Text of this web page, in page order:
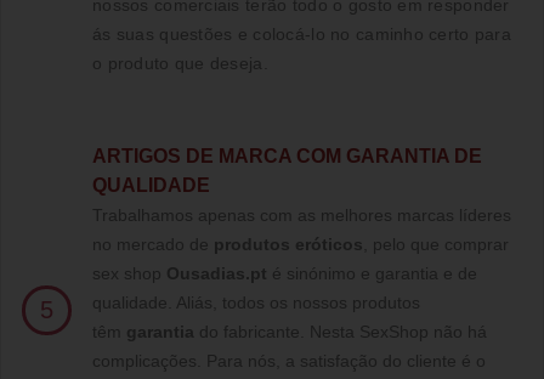
nossos comerciais terão todo o gosto em responder
ás suas questões e colocá-lo no caminho certo para
o produto que deseja.
5
ARTIGOS DE MARCA COM GARANTIA DE
QUALIDADE
Trabalhamos apenas com as melhores marcas líderes
no mercado de produtos eróticos , pelo que comprar
sex shop Ousadias.pt é sinónimo e garantia e de
qualidade. Aliás, todos os nossos produtos
têm garantia do fabricante. Nesta SexShop não há
complicações. Para nós, a satisfação do cliente é o